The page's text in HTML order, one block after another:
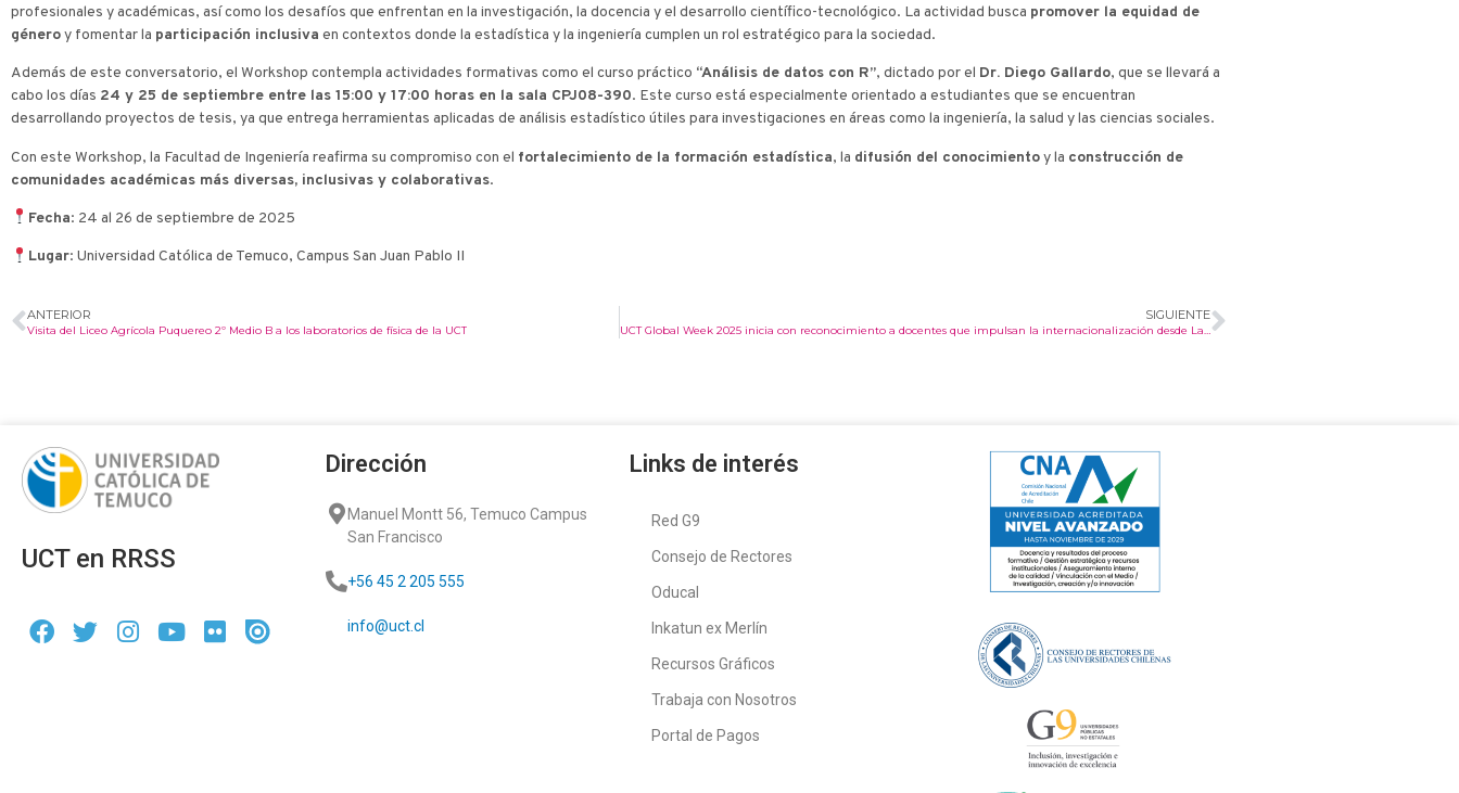
profesionales y académicas, así como los desafíos que enfrentan en la investigación, la docencia y el desarrollo científico-tecnológico. La actividad busca promover la equidad de
géneroy fomentar la participación inclusiva en contextos donde la estadística y la ingeniería cumplen un rol estratégico para la sociedad.
Además de este conversatorio, el Workshop contempla actividades formativas como el curso práctico “Análisis de datos con R”, dictado por el Dr. Diego Gallardo, que se llevará a
cabo los días 24 y 25 de septiembre entre las 15:00 y 17:00 horas en la sala CPJ08-390. Este curso está especialmente orientado a estudiantes que se encuentran
desarrollando proyectos de tesis, ya que entrega herramientas aplicadas de análisis estadístico útiles para investigaciones en áreas como la ingeniería, la salud y las ciencias sociales.
Con este Workshop, la Facultad de Ingeniería reafirma su compromiso con el fortalecimiento de la formación estadística, la difusión del conocimientoy la construcción de
comunidades académicas más diversas, inclusivas y colaborativas.
Fecha: 24 al 26 de septiembre de 2025
Lugar: Universidad Católica de Temuco, Campus San Juan Pablo II
ANTERIOR
Visita del Liceo Agrícola Puquereo 2º Medio B a los laboratorios de física de la UCT
SIGUIENTE
UCT en RRSS
Dirección
Manuel Montt 56, Temuco Campus
San Francisco
+56 45 2 205 555
info@uct.cl
Links de interés
Red G9
Consejo de Rectores
Oducal
Inkatun ex Merlín
Recursos Gráficos
Trabaja con Nosotros
Portal de Pagos